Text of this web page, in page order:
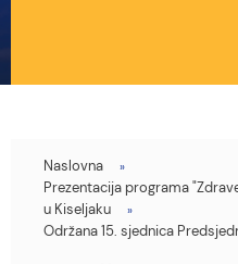
You
are
Naslovna
Prezentacija programa
u Kiseljaku
Održana 15. sjednica